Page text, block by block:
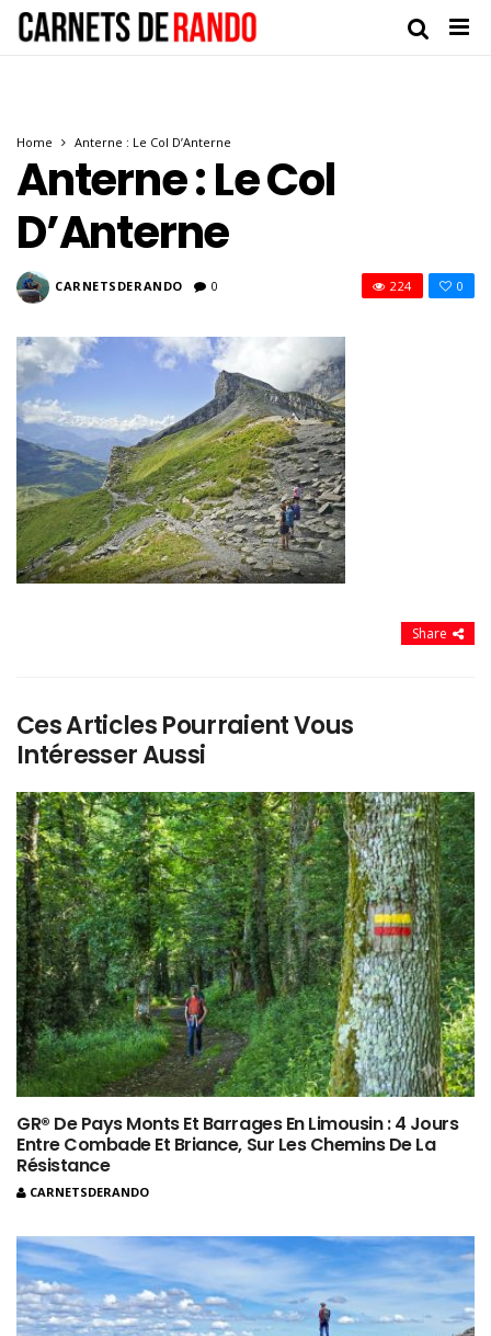
Home Anterne : Le Col D’Anterne
Anterne : Le Col
D’Anterne
CARNETSDERANDO 0 0
224
Share
Ces Articles Pourraient Vous
Intéresser Aussi
GR® De Pays Monts Et Barrages En Limousin : 4 Jours
Entre Combade Et Briance, Sur Les Chemins De La
Résistance
CARNETSDERANDO